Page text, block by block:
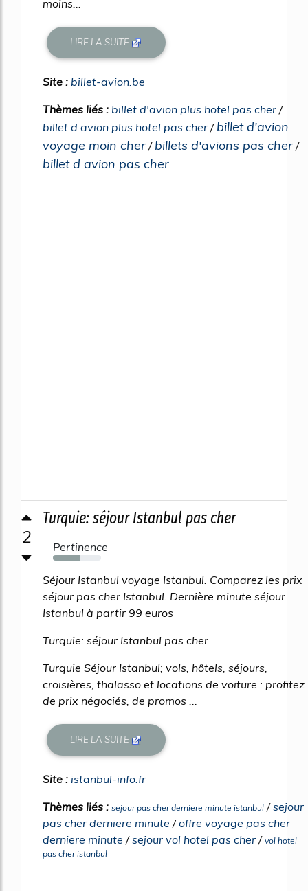
moins...
LIRE LA SUITE
Site : billet-avion.be
Thèmes liés : billet d'avion plus hotel pas cher /
billet d avion plus hotel pas cher / billet d'avion
voyage moin cher / billets d'avions pas cher /
billet d avion pas cher
2
Turquie: séjour Istanbul pas cher
Pertinence
55%
Séjour Istanbul voyage Istanbul. Comparez les prix
séjour pas cher Istanbul. Dernière minute séjour
Istanbul à partir 99 euros
Turquie: séjour Istanbul pas cher
Turquie Séjour Istanbul; vols, hôtels, séjours,
croisières, thalasso et locations de voiture : profitez
de prix négociés, de promos ...
LIRE LA SUITE
Site : istanbul-info.fr
Thèmes liés : sejour pas cher derniere minute istanbul /sejour
pas cher derniere minute /offre voyage pas cher
derniere minute /sejour vol hotel pas cher / vol hotel
pas cher istanbul